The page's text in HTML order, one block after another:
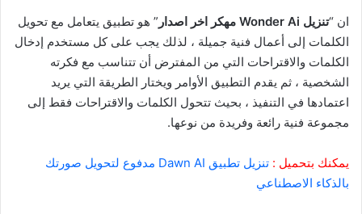
ان “تنزيل Wonder Ai مهكر اخر اصدار
” هو تطبيق يتعامل مع تحويل
الكلمات إلى أعمال فنية جميلة ، لذلك يجب على كل مستخدم إدخال
الكلمات والاقتراحات التي من المفترض أن تتناسب مع فكرته
الشخصية ، ثم يقدم التطبيق الأوامر ويختار الطريقة التي يريد
اعتمادها في التنفيذ ، بحيث تتحول الكلمات والاقتراحات فقط إلى
مجموعة فنية رائعة وفريدة من نوعها.
يمكنك بتحميل :
تنزيل تطبيق Dawn AI مدفوع لتحويل صورتك
بالذكاء الاصطناعي